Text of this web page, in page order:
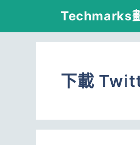
Techmarks
下載